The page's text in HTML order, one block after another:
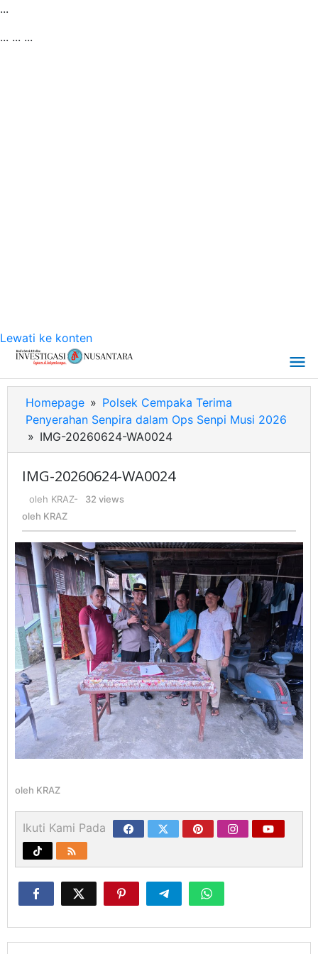
...
... ... ...
Lewati ke konten
Homepage » Polsek Cempaka Terima
Penyerahan Senpira dalam Ops Senpi Musi 2026
» IMG-20260624-WA0024
IMG-20260624-WA0024
oleh KRAZ-
32 views
oleh KRAZ
oleh KRAZ
Ikuti Kami Pada